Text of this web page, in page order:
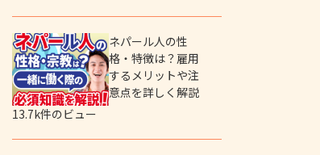
ネパール人の性
格・特徴は？雇用
するメリットや注
意点を詳しく解説
13.7k件のビュー